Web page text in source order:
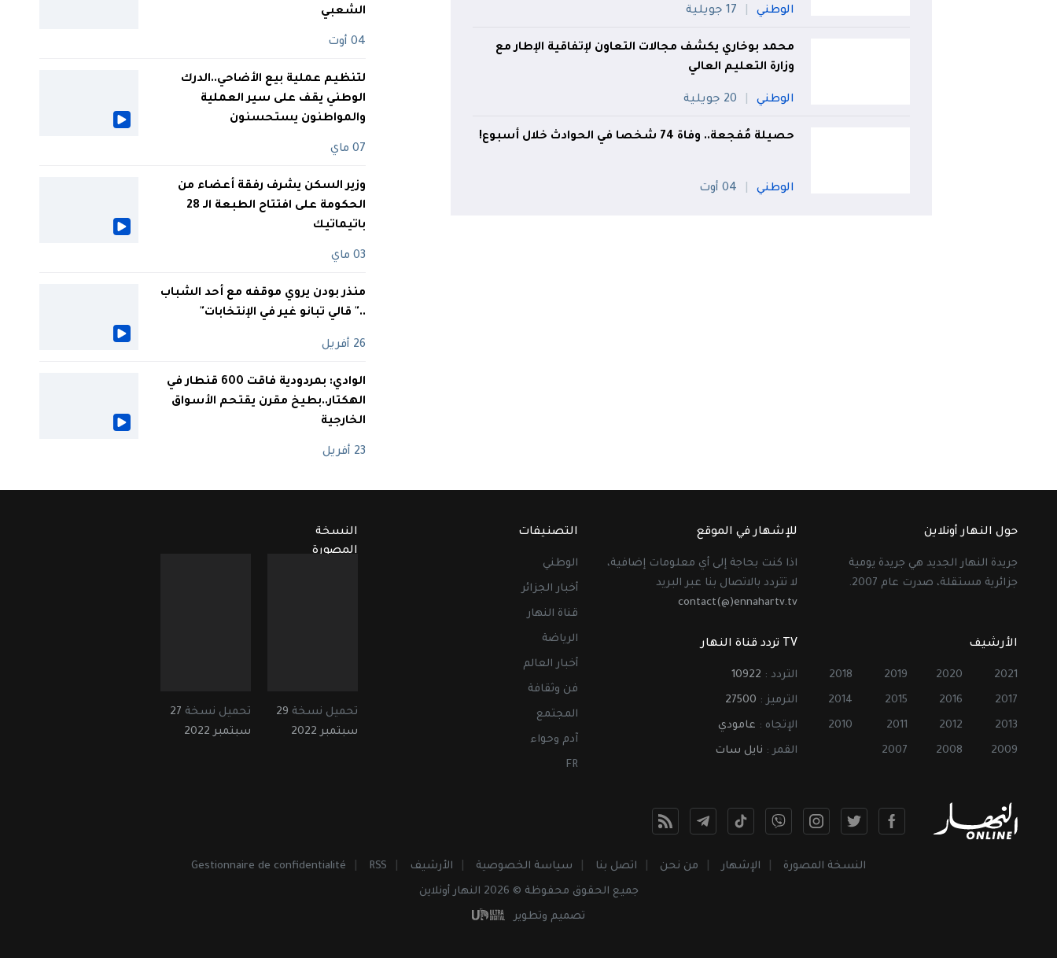
الوطني 17 جويلية
محمد بوخاري يكشف مجالات التعاون لإتفاقية الإطار مع
وزارة التعليم العالي
الوطني 20 جويلية
حصيلة مُفجعة.. وفاة 74 شخصا في الحوادث خلال أسبوع!
الوطني 04 أوت
الشعبي
04 أوت
لتنظيم عملية بيع الأضاحي..الدرك
الوطني يقف على سير العملية
والمواطنون يستحسنون
07 ماي
وزير السكن يشرف رفقة أعضاء من
الحكومة على افتتاح الطبعة الـ 28
باتيماتيك
03 ماي
منذر بودن يروي موقفه مع أحد الشباب
.." قالي تبانو غير في الإنتخابات"
26 أفريل
الوادي: بمردودية فاقت 600 قنطار في
الهكتار..بطيخ مقرن يقتحم الأسواق
الخارجية
23 أفريل
حول النهار أونلاين
جريدة النهار الجديد هي جريدة يومية
جزائرية مستقلة، صدرت عام 2007.
للإشهار في الموقع
اذا كنت بحاجة إلى أي معلومات إضافية،
لا تتردد بالاتصال بنا عبر البريد
contact(@)ennahartv.tv
الأرشيف
2021
2020
2019
2018
2017
2016
2015
2014
2013
2012
2011
2010
2009
2008
2007
TV تردد قناة النهار
التردد : 10922
الترميز : 27500
الإتجاه : عامودي
القمر : نايل سات
التصنيفات
الوطني
أخبار الجزائر
قناة النهار
الرياضة
أخبار العالم
فن وثقافة
المجتمع
آدم وحواء
FR
النسخة
المصورة
تحميل نسخة 29
سبتمبر 2022
تحميل نسخة 27
سبتمبر 2022
النسخة المصورة الإشهار من نحن اتصل بنا سياسة الخصوصية الأرشيف RSS
Gestionnaire de confidentialité
جميع الحقوق محفوظة © 2026 النهار أونلاين
تصميم وتطوير